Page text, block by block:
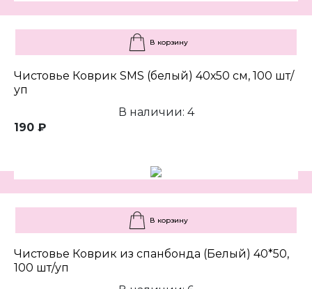
В корзину
Чистовье Коврик SMS (белый) 40х50 см, 100 шт/
уп
В наличии: 4
190 ₽
В корзину
Чистовье Коврик из спанбонда (Белый) 40*50,
100 шт/уп